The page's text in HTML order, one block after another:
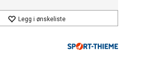
Legg i ønskeliste